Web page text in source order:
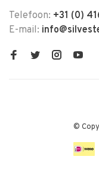
Telefoon: +31 (0)
E-mail:
©